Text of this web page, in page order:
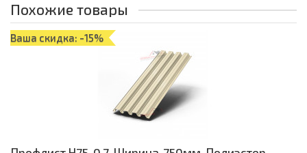
Похожие товары
Ваша скидка: -15%